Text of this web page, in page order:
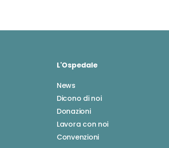
L'Ospedale
News
Dicono di noi
Donazioni
Lavora con noi
Convenzioni